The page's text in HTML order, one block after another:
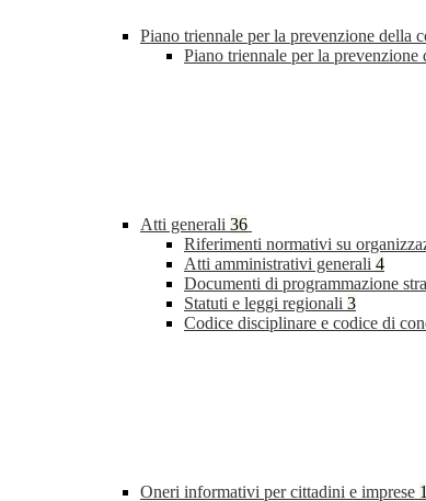
Piano triennale per la prevenzione della
Piano triennale per la
Atti generali 36
Riferimenti normativi su
Atti amministrativi generali 4
Documenti di programmazione
Statuti e leggi regionali 3
Codice disciplinare e codice di
Oneri informativi per cittadini e imprese 1